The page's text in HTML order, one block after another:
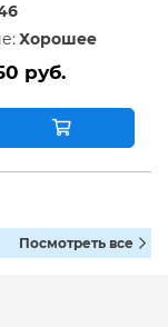
Хорошее
руб.
Посмотреть все